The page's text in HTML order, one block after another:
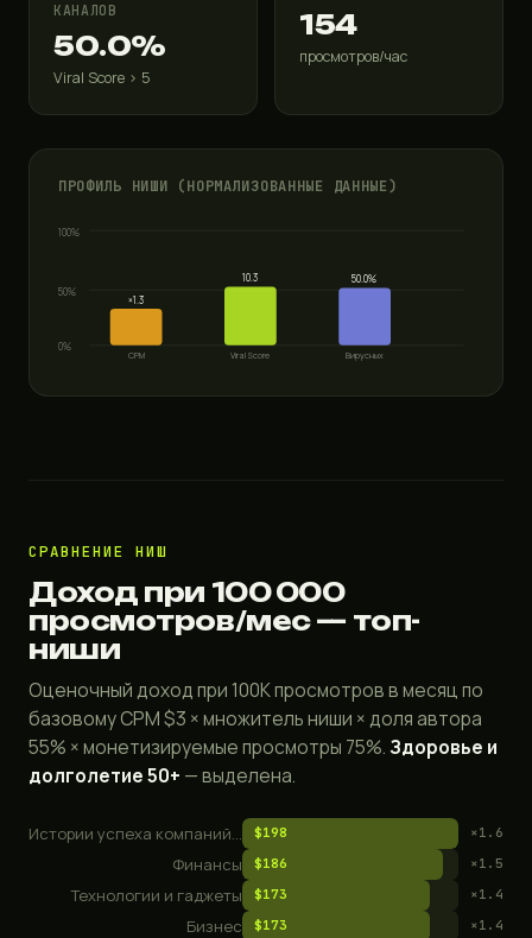
КАНАЛОВ
50.0%
Viral Score > 5
154
просмотров/час
ПРОФИЛЬ НИШИ (НОРМАЛИЗОВАННЫЕ ДАННЫЕ)
100%
50%
0%
×1.3
CPM
10.3
Viral Score
50.0%
Вирусных
СРАВНЕНИЕ НИШ
Доход при 100 000
просмотров/мес — топ-
ниши
Оценочный доход при 100K просмотров в месяц по
базовому CPM $3 × множитель ниши × доля автора
55% × монетизируемые просмотры 75%.Здоровье и
долголетие 50+ — выделена.
$198 ×1.6
Финансы $186 ×1.5
Технологии и гаджеты $173 ×1.4
Бизнес $173 ×1.4